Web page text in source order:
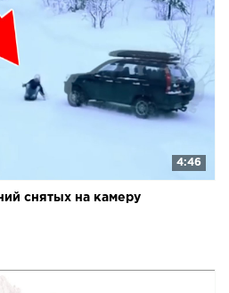
4:46
снятых на камеру